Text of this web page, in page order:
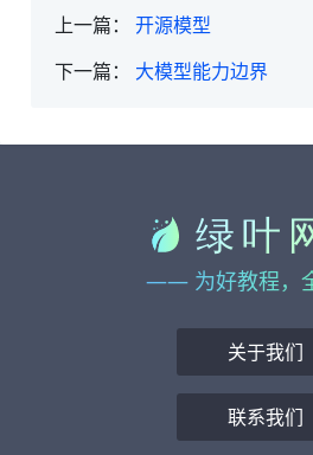
上一篇： 开源模型
下一篇： 大模型能力边界
—— 为好教程，
关于我们
联系我们